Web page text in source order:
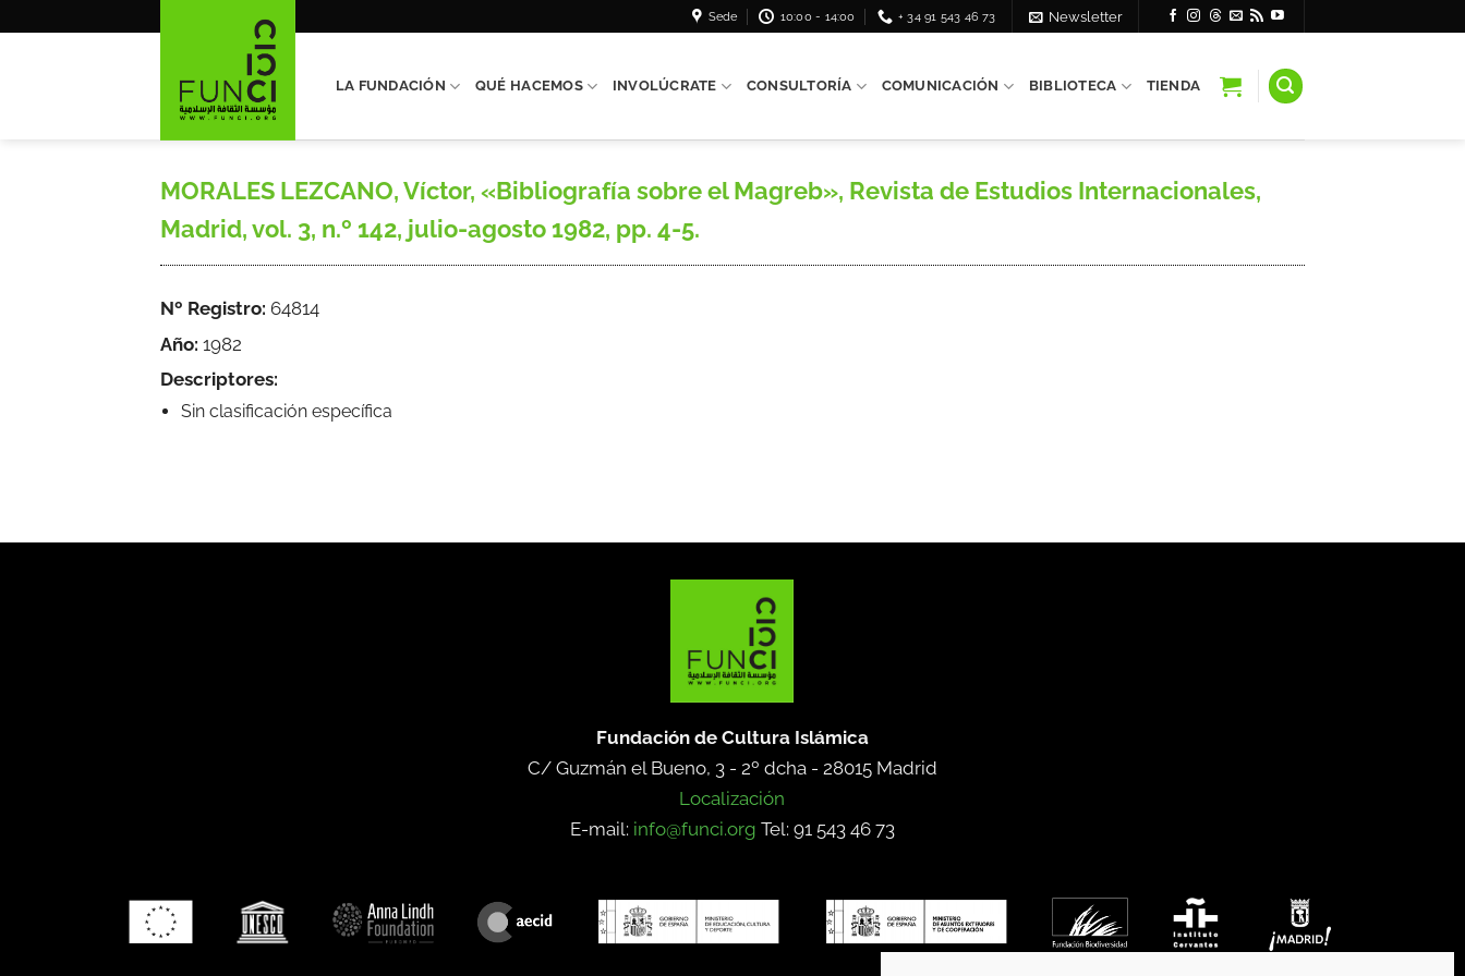
Sede 10:00 - 14:00 + 34 91 543 46 73 Newsletter
LA FUNDACIÓN QUÉ HACEMOS INVOLÚCRATE CONSULTORÍA COMUNICACIÓN BIBLIOTECA TIENDA
MORALES LEZCANO, Víctor, «Bibliografía sobre el Magreb», Revista de Estudios Internacionales,
Madrid, vol. 3, n.º 142, julio-agosto 1982, pp. 4-5.
Nº Registro: 64814
Año: 1982
Descriptores:
Sin clasificación específica
Fundación de Cultura Islámica
C/ Guzmán el Bueno, 3 - 2º dcha - 28015 Madrid
Localización
E-mail: info@funci.org Tel: 91 543 46 73